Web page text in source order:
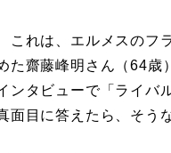
これは、エルメスのフ
た齋藤峰明さん（64歳
ンタビューで「ライバ
面目に答えたら、そう